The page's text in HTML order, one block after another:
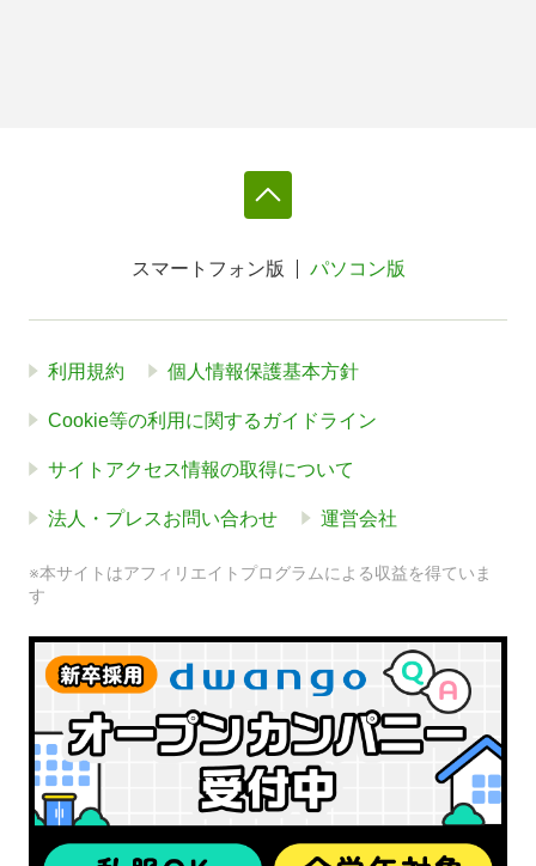
スマートフォン版 パソコン版
利用規約 個人情報保護基本方針
Cookie等の利用に関するガイドライン
サイトアクセス情報の取得について
法人・プレスお問い合わせ 運営会社
※本サイトはアフィリエイトプログラムによる収益を得ていま
す